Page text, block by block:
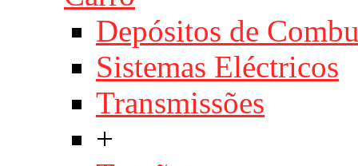
Depósitos de
Sistemas Eléctricos
Transmissões
+